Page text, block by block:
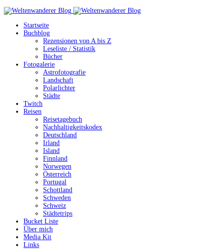
Startseite
Buchblog
Rezensionen von A bis Z
Leseliste / Statistik
Bücher
Fotogalerie
Astrofotografie
Landschaft
Polarlichter
Städte
Twitch
Reisen
Reisetagebuch
Nachhaltigkeitskodex
Deutschland
Irland
Island
Finnland
Norwegen
Österreich
Portugal
Schottland
Schweden
Schweiz
Städtetrips
Bucket Liste
Über mich
Media Kit
Links